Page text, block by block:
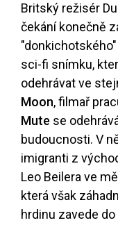
Britský režisér
čekání konečně
sci-fi snímku,
odehrávat ve
Moon, filmař
Mute se
budoucnosti. V
imigranti z
Leo Beilera ve
která však
hrdinu zavede